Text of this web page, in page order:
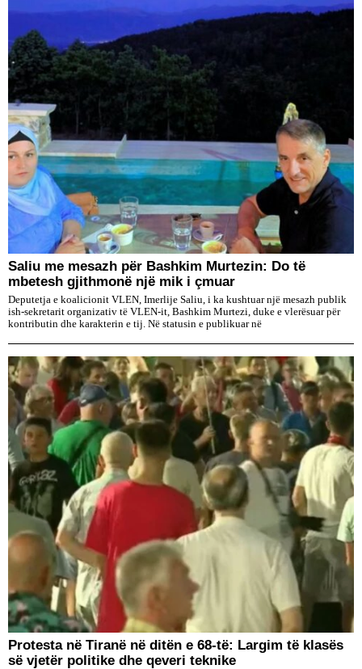
Saliu me mesazh për Bashkim Murtezin: Do të
mbetesh gjithmonë një mik i çmuar
Deputetja e koalicionit VLEN, Imerlije Saliu, i ka kushtuar një mesazh publik
ish-sekretarit organizativ të VLEN-it, Bashkim Murtezi, duke e vlerësuar për
kontributin dhe karakterin e tij. Në statusin e publikuar në
Protesta në Tiranë në ditën e 68-të: Largim të klasës
së vjetër politike dhe qeveri teknike